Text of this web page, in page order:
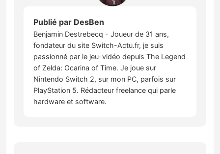
Publié par DesBen
Benjamin Destrebecq - Joueur de 31 ans,
fondateur du site Switch-Actu.fr, je suis
passionné par le jeu-vidéo depuis The Legend
of Zelda: Ocarina of Time. Je joue sur
Nintendo Switch 2, sur mon PC, parfois sur
PlayStation 5. Rédacteur freelance qui parle
hardware et software.